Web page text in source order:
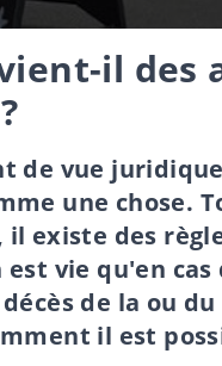
il des
de vue
une chose.
il existe des
vie qu'en
décès de la ou
il est